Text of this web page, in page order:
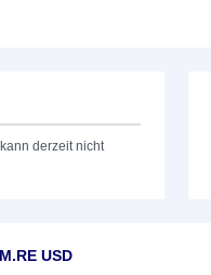
derzeit nicht
USD